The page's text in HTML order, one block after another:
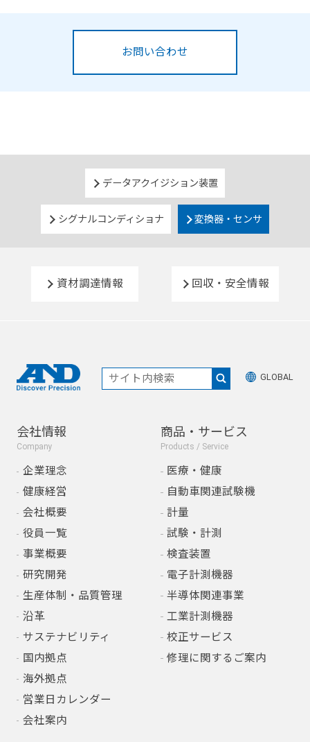
お問い合わせ
データアクイジション装置
シグナルコンディショナ 変換器・センサ
資材調達情報 回収・安全情報
GLOBAL
会社情報
Company
企業理念
健康経営
会社概要
役員一覧
事業概要
研究開発
生産体制・品質管理
沿革
サステナビリティ
国内拠点
海外拠点
営業日カレンダー
会社案内
商品・サービス
Products / Service
医療・健康
自動車関連試験機
計量
試験・計測
検査装置
電子計測機器
半導体関連事業
工業計測機器
校正サービス
修理に関するご案内